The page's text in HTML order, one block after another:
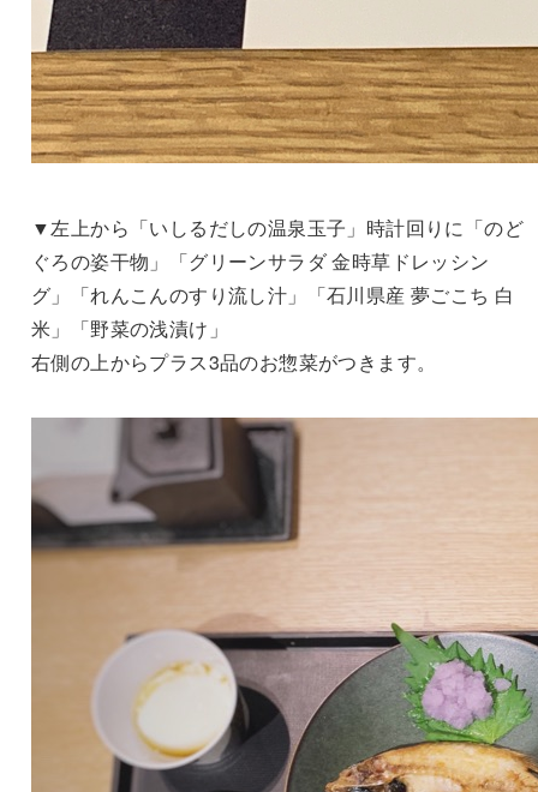
▼左上から「いしるだしの温泉玉子」時計回りに「のど
ぐろの姿干物」「グリーンサラダ 金時草ドレッシン
グ」「れんこんのすり流し汁」「石川県産 夢ごこち 白
米」「野菜の浅漬け」
右側の上からプラス3品のお惣菜がつきます。